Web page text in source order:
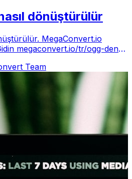
dönüştürülür
MegaConvert.io
Team